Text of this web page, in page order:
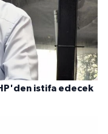
istifa edecek